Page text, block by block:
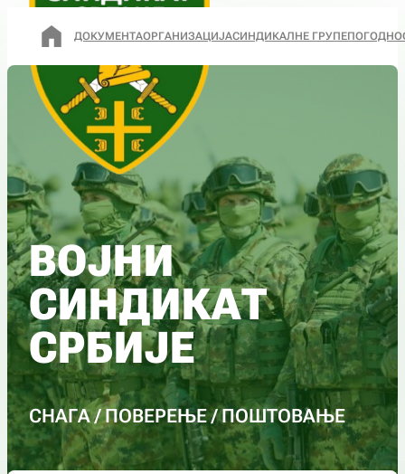
ДОКУМЕНТАОРГАНИЗАЦИЈАСИНДИКАЛНЕ ГРУПЕ
ВОЈНИ
СИНДИКАТ
СРБИЈЕ
СНАГА / ПОВЕРЕЊЕ / ПОШТОВАЊЕ